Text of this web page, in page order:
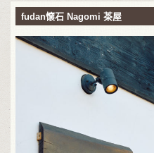
fudan懷石 Nagomi 茶屋